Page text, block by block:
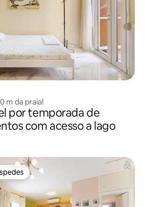
m da praia!
por temporada de
com acesso a lago
dos hóspedes